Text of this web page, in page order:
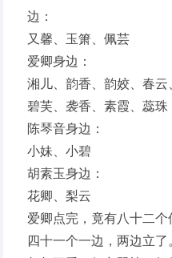
边：
又馨、玉箫、佩芸
爱卿身边：
湘儿、韵香、韵姣、春云
碧芙、袭香、素霞、蕊珠
陈琴音身边：
小妹、小碧
胡素玉身边：
花卿、梨云
爱卿点完，竟有八十二个
四十一个一边，两边立